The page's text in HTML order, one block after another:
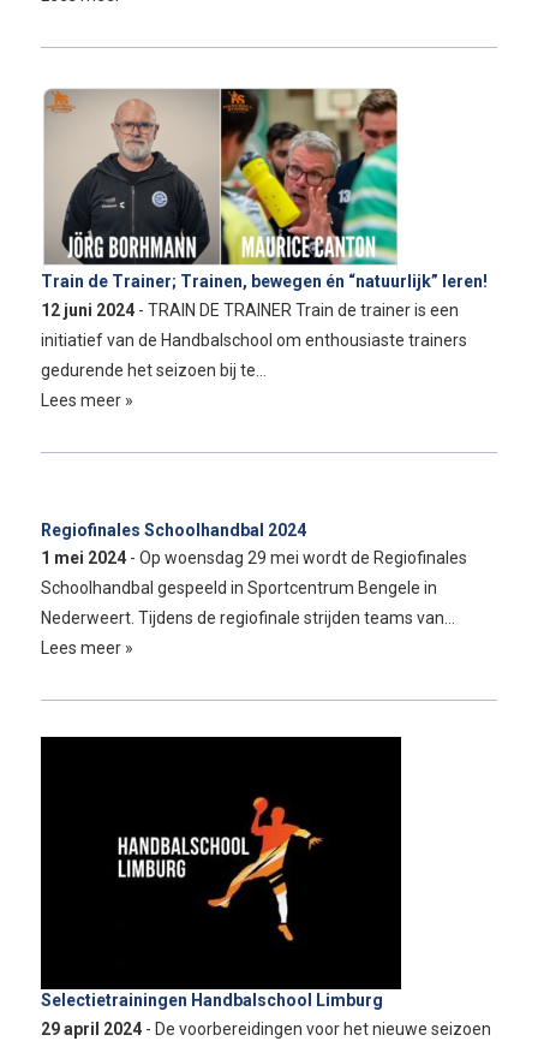
Train de Trainer; Trainen, bewegen én “natuurlijk” leren!
12 juni 2024 - TRAIN DE TRAINER Train de trainer is een
initiatief van de Handbalschool om enthousiaste trainers
gedurende het seizoen bij te…
Lees meer »
Regiofinales Schoolhandbal 2024
1 mei 2024 - Op woensdag 29 mei wordt de Regiofinales
Schoolhandbal gespeeld in Sportcentrum Bengele in
Nederweert. Tijdens de regiofinale strijden teams van…
Lees meer »
Selectietrainingen Handbalschool Limburg
29 april 2024 - De voorbereidingen voor het nieuwe seizoen